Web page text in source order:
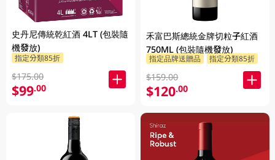
史丹尼傳統乾紅酒 4LT (包裝隨
機發放)
指定分類85折
$175.00
$99.00
禾富巴斯總統金牌切粒子紅酒
750ML (包裝隨機發放)
指定品牌送贈品 指定分類85折
$159.00
$120.00